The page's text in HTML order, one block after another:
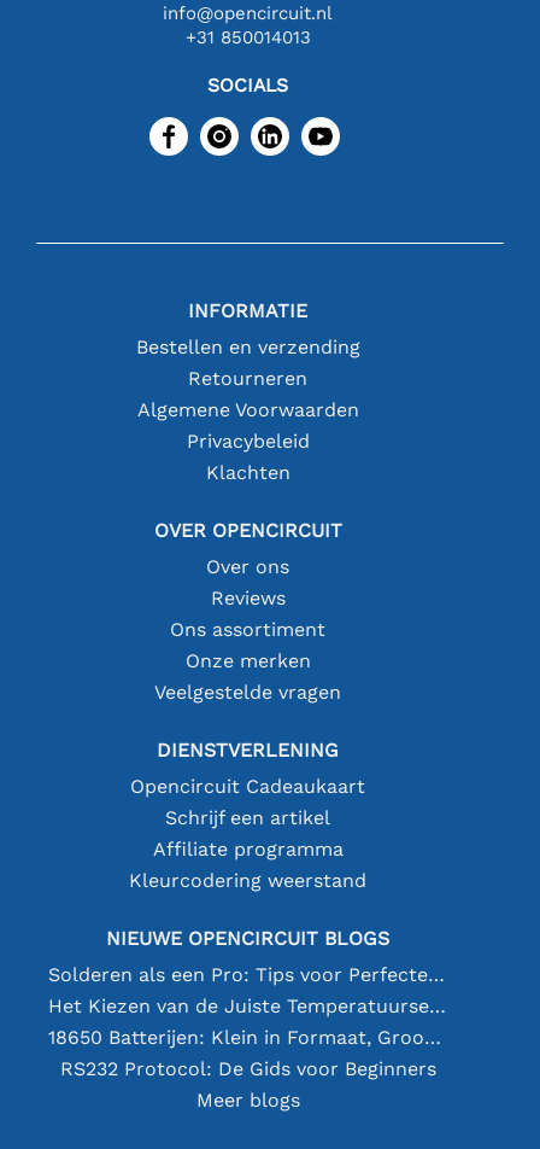
info@opencircuit.nl
+31 850014013
SOCIALS
INFORMATIE
Bestellen en verzending
Retourneren
Algemene Voorwaarden
Privacybeleid
Klachten
OVER OPENCIRCUIT
Over ons
Reviews
Ons assortiment
Onze merken
Veelgestelde vragen
DIENSTVERLENING
Opencircuit Cadeaukaart
Schrijf een artikel
Affiliate programma
Kleurcodering weerstand
NIEUWE OPENCIRCUIT BLOGS
Solderen als een Pro: Tips voor Perfecte Elektronische Verbindingen
Het Kiezen van de Juiste Temperatuursensor [youtube]
18650 Batterijen: Klein in Formaat, Groot in Prestatie
RS232 Protocol: De Gids voor Beginners
Meer blogs